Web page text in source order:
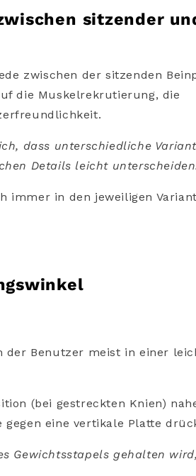
sitzender
zwischen der sitzenden
die Muskelrekrutierung, die
dass unterschiedliche
Details leicht
immer in den jeweiligen
der Benutzer meist in einer
(bei gestreckten Knien)
eine vertikale Platte
Gewichtsstapels gehalten